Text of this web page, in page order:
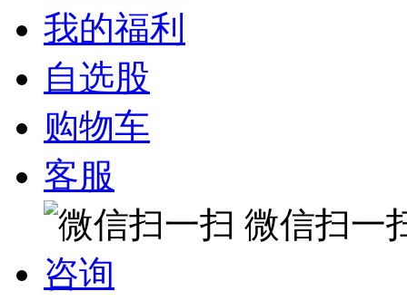
我的福利
自选股
购物车
客服
微信扫一
咨询